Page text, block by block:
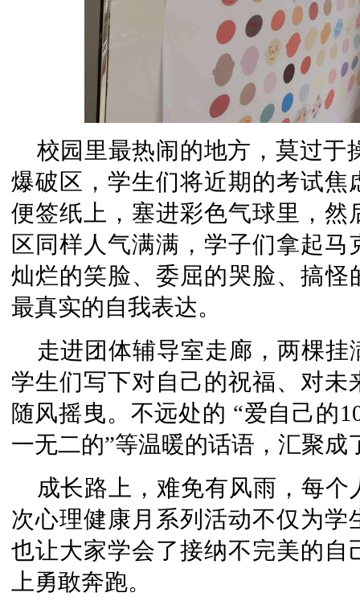
校园里最热闹的地方，莫过于
爆破区，学生们将近期的考试
便签纸上，塞进彩色气球里，
区同样人气满满，学子们拿起
灿烂的笑脸、委屈的哭脸、搞
最真实的自我表达。
走进团体辅导室走廊，两棵
学生们写下对自己的祝福、对
随风摇曳。不远处的 “爱自己的
一无二的”等温暖的话语，汇聚成
成长路上，难免有风雨，每
次心理健康月系列活动不仅为
也让大家学会了接纳不完美的
上勇敢奔跑。